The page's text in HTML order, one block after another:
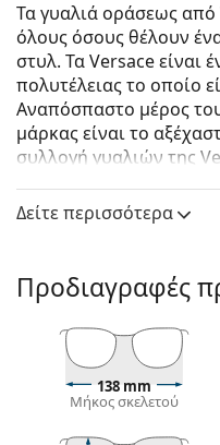
Τα γυαλιά οράσεως από
όλους όσους θέλουν
στυλ. Τα Versace είναι
πολυτέλειας το οποίο
Αναπόσπαστο μέρος
μάρκας είναι το
συλλογή γυαλιών της
σχεδιασμό.
Δείτε πώς φαίνονται
οράσεως με τη
του Lentiamo.
Σκελετός γυαλιών
Δείτε περισσότερα
Προδιαγραφές
138 mm
Μήκος σκελετού